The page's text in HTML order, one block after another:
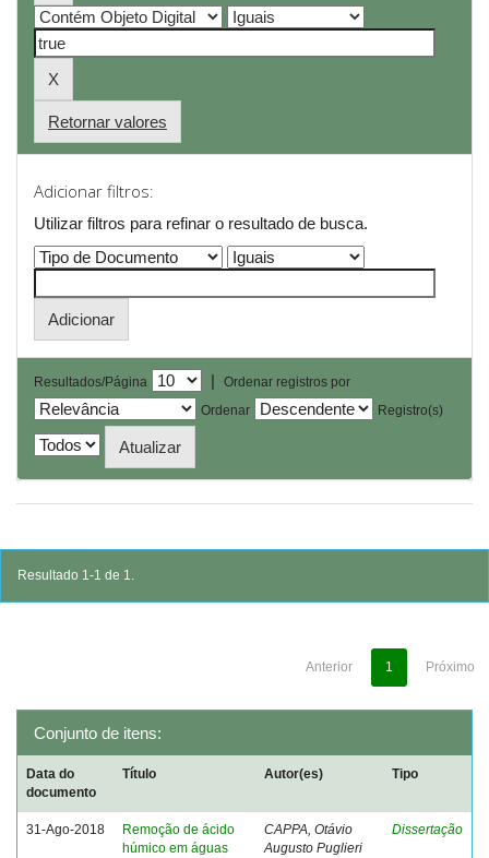
Retornar valores
Adicionar filtros:
Utilizar filtros para refinar o resultado de busca.
Resultados/Página |
Ordenar registros por
Ordenar
Registro(s)
Resultado 1-1 de 1.
Anterior 1 Próximo
Conjunto de itens:
Data do
documento
Título Autor(es) Tipo
31-Ago-2018
Remoção de ácido
húmico em águas
CAPPA, Otávio
Augusto Puglieri
Dissertação